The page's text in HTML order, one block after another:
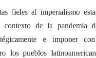
fieles al imperialismo
contexto de la pandemia
e imponer
los pueblos